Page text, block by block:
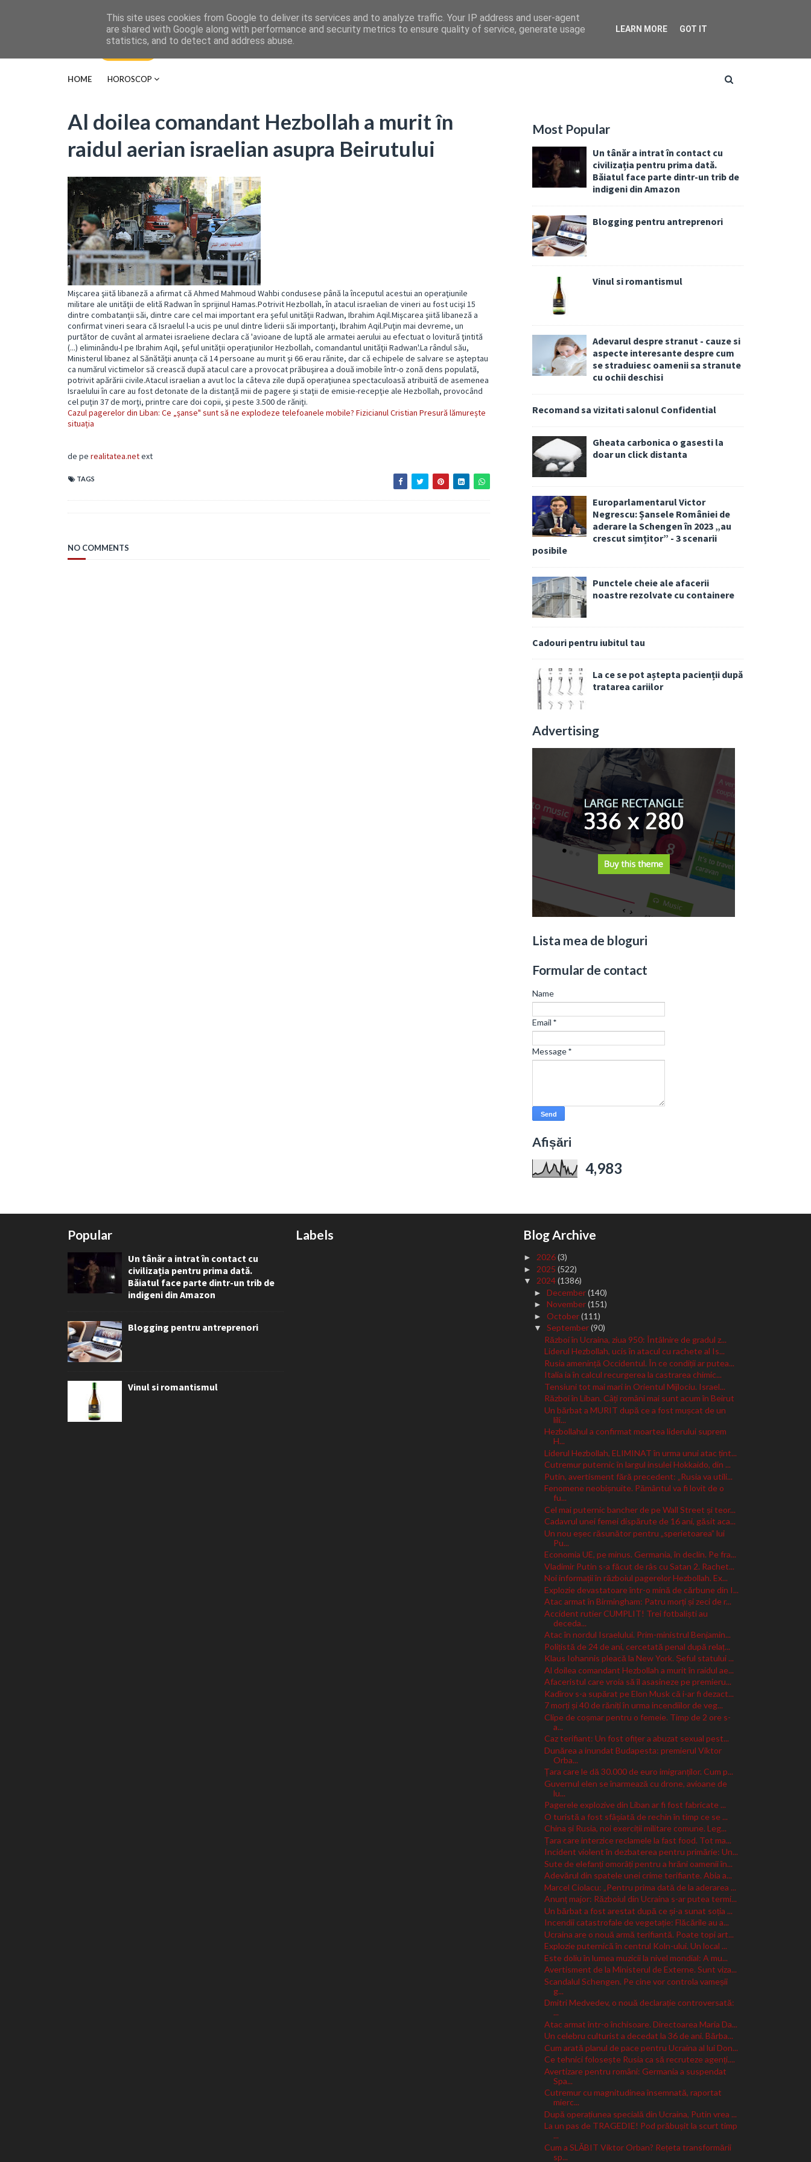
HOME HOROSCOP
Al doilea comandant Hezbollah a murit în
raidul aerian israelian asupra Beirutului
Mişcarea şiită libaneză a afirmat că Ahmed Mahmoud Wahbi condusese până la începutul acestui an operaţiunile
militare ale unităţii de elită Radwan în sprijinul Hamas.Potrivit Hezbollah, în atacul israelian de vineri au fost ucişi 15
dintre combatanţii săi, dintre care cel mai important era şeful unităţii Radwan, Ibrahim Aqil.Mişcarea şiită libaneză a
confirmat vineri seara că Israelul l-a ucis pe unul dintre liderii săi importanţi, Ibrahim Aqil.Puţin mai devreme, un
purtător de cuvânt al armatei israeliene declara că 'avioane de luptă ale armatei aerului au efectuat o lovitură ţintită
(...) eliminându-l pe Ibrahim Aqil, şeful unităţii operaţiunilor Hezbollah, comandantul unităţii Radwan'.La rândul său,
Ministerul libanez al Sănătăţii anunţa că 14 persoane au murit şi 66 erau rănite, dar că echipele de salvare se aşteptau
ca numărul victimelor să crească după atacul care a provocat prăbuşirea a două imobile într-o zonă dens populată,
potrivit apărării civile.Atacul israelian a avut loc la câteva zile după operaţiunea spectaculoasă atribuită de asemenea
Israelului în care au fost detonate de la distanţă mii de pagere şi staţii de emisie-recepţie ale Hezbollah, provocând
cel puţin 37 de morţi, printre care doi copii, şi peste 3.500 de răniţi.
Cazul pagerelor din Liban: Ce „șanse" sunt să ne explodeze telefoanele mobile? Fizicianul Cristian Presură lămurește
situația
de pe realitatea.netext
TAGS
NO COMMENTS
Most Popular
Un tânăr a intrat în contact cu
civilizația pentru prima dată.
Băiatul face parte dintr-un trib de
indigeni din Amazon
Blogging pentru antreprenori
Vinul si romantismul
Adevarul despre stranut - cauze si
aspecte interesante despre cum
se straduiesc oamenii sa stranute
cu ochii deschisi
Recomand sa vizitati salonul Confidential
Gheata carbonica o gasesti la
doar un click distanta
Europarlamentarul Victor
Negrescu: Șansele României de
aderare la Schengen în 2023 „au
crescut simțitor” - 3 scenarii
posibile
Punctele cheie ale afacerii
noastre rezolvate cu containere
Cadouri pentru iubitul tau
La ce se pot aștepta pacienții după
tratarea cariilor
Advertising
Lista mea de bloguri
Formular de contact
Name
Email *
Message*
Afișări
4,983
Popular
Un tânăr a intrat în contact cu
civilizația pentru prima dată.
Băiatul face parte dintr-un trib de
indigeni din Amazon
Blogging pentru antreprenori
Vinul si romantismul
Labels Blog Archive
►2026(3)
► 2025(522)
▼2024(1386)
►December(140)
►November(151)
►October(111)
▼September(90)
Război în Ucraina, ziua 950: Întâlnire de gradul z...
Liderul Hezbollah, ucis în atacul cu rachete al Is...
Rusia amenință Occidentul. În ce condiții ar putea...
Italia ia în calcul recurgerea la castrarea chimic...
Tensiuni tot mai mari in Orientul Mijlociu. Israel...
Război în Liban. Câți români mai sunt acum în Beirut
Un bărbat a MURIT după ce a fost mușcat de un
lili...
Hezbollahul a confirmat moartea liderului suprem
H...
Liderul Hezbollah, ELIMINAT în urma unui atac țint...
Cutremur puternic în largul insulei Hokkaido, din ...
Putin, avertisment fără precedent: „Rusia va utili...
Fenomene neobișnuite. Pământul va fi lovit de o
fu...
Cel mai puternic bancher de pe Wall Street și teor...
Cadavrul unei femei dispărute de 16 ani, găsit aca...
Un nou eșec răsunător pentru „sperietoarea” lui
Pu...
Economia UE, pe minus. Germania, în declin. Pe fra...
Vladimir Putin s-a făcut de râs cu Satan 2. Rachet...
Noi informații în războiul pagerelor Hezbollah. Ex...
Explozie devastatoare într-o mină de cărbune din I...
Atac armat în Birmingham: Patru morți și zeci de r...
Accident rutier CUMPLIT! Trei fotbaliști au
deceda...
Atac în nordul Israelului. Prim-ministrul Benjamin...
Polițistă de 24 de ani, cercetată penal după relaț...
Klaus Iohannis pleacă la New York. Șeful statului ...
Al doilea comandant Hezbollah a murit în raidul ae...
Afaceristul care vroia să îl asasineze pe premieru...
Kadîrov s-a supărat pe Elon Musk că i-ar fi dezact...
7 morți și 40 de răniți în urma incendiilor de veg...
Clipe de coșmar pentru o femeie. Timp de 2 ore s-
a...
Caz terifiant: Un fost ofițer a abuzat sexual pest...
Dunărea a inundat Budapesta: premierul Viktor
Orba...
Țara care le dă 30.000 de euro imigranților. Cum p...
Guvernul elen se înarmează cu drone, avioane de
lu...
Pagerele explozive din Liban ar fi fost fabricate ...
O turistă a fost sfâșiată de rechin în timp ce se ...
China și Rusia, noi exerciții militare comune. Leg...
Țara care interzice reclamele la fast food. Tot ma...
Incident violent în dezbaterea pentru primărie: Un...
Sute de elefanți omorâți pentru a hrăni oamenii în...
Adevărul din spatele unei crime terifiante. Abia a...
Marcel Ciolacu: „Pentru prima dată de la aderarea ...
Anunț major: Războiul din Ucraina s-ar putea termi...
Un bărbat a fost arestat după ce și-a sunat soția ...
Incendii catastrofale de vegetație: Flăcările au a...
Ucraina are o nouă armă terifiantă. Poate topi art...
Explozie puternică în centrul Koln-ului. Un local ...
Este doliu în lumea muzicii la nivel mondial: A mu...
Avertisment de la Ministerul de Externe. Sunt viza...
Scandalul Schengen. Pe cine vor controla vameșii
g...
Dmitri Medvedev, o nouă declarație controversată:
...
Atac armat într-o închisoare. Directoarea Maria Da...
Un celebru culturist a decedat la 36 de ani. Bărba...
Cum arată planul de pace pentru Ucraina al lui Don...
Ce tehnici folosește Rusia ca să recruteze agenți....
Avertizare pentru români: Germania a suspendat
Spa...
Cutremur cu magnitudinea însemnată, raportat
mierc...
După operațiunea specială din Ucraina, Putin vrea ...
La un pas de TRAGEDIE! Pod prăbușit la scurt timp
...
Cum a SLĂBIT Viktor Orban? Rețeta transformării
sp...
This site uses cookies from Google to deliver its services and to analyze traffic. Your IP address and user-agent
are shared with Google along with performance and security metrics to ensure quality of service, generate usage
statistics, and to detect and address abuse.
LEARN MORE GOT IT